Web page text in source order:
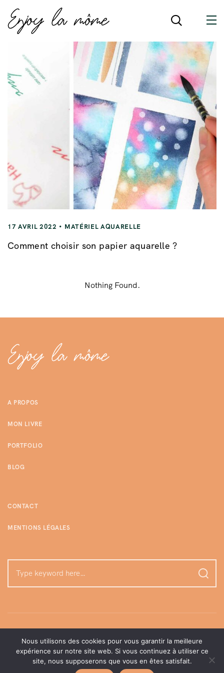
17 AVRIL 2022 MATÉRIEL AQUARELLE
Comment choisir son papier aquarelle ?
Nothing Found.
A PROPOS
MON LIVRE
PORTFOLIO
BLOG
CONTACT
MENTIONS LÉGALES
©enjoylamome | Tous droits réservés, 2026.
Nous utilisons des cookies pour vous garantir la meilleure
expérience sur notre site web. Si vous continuez à utiliser ce
site, nous supposerons que vous en êtes satisfait.